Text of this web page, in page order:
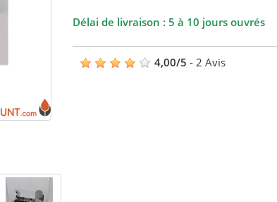
Délai de livraison : 5 à 10 jours ouvrés
4,00/5 - 2 Avis